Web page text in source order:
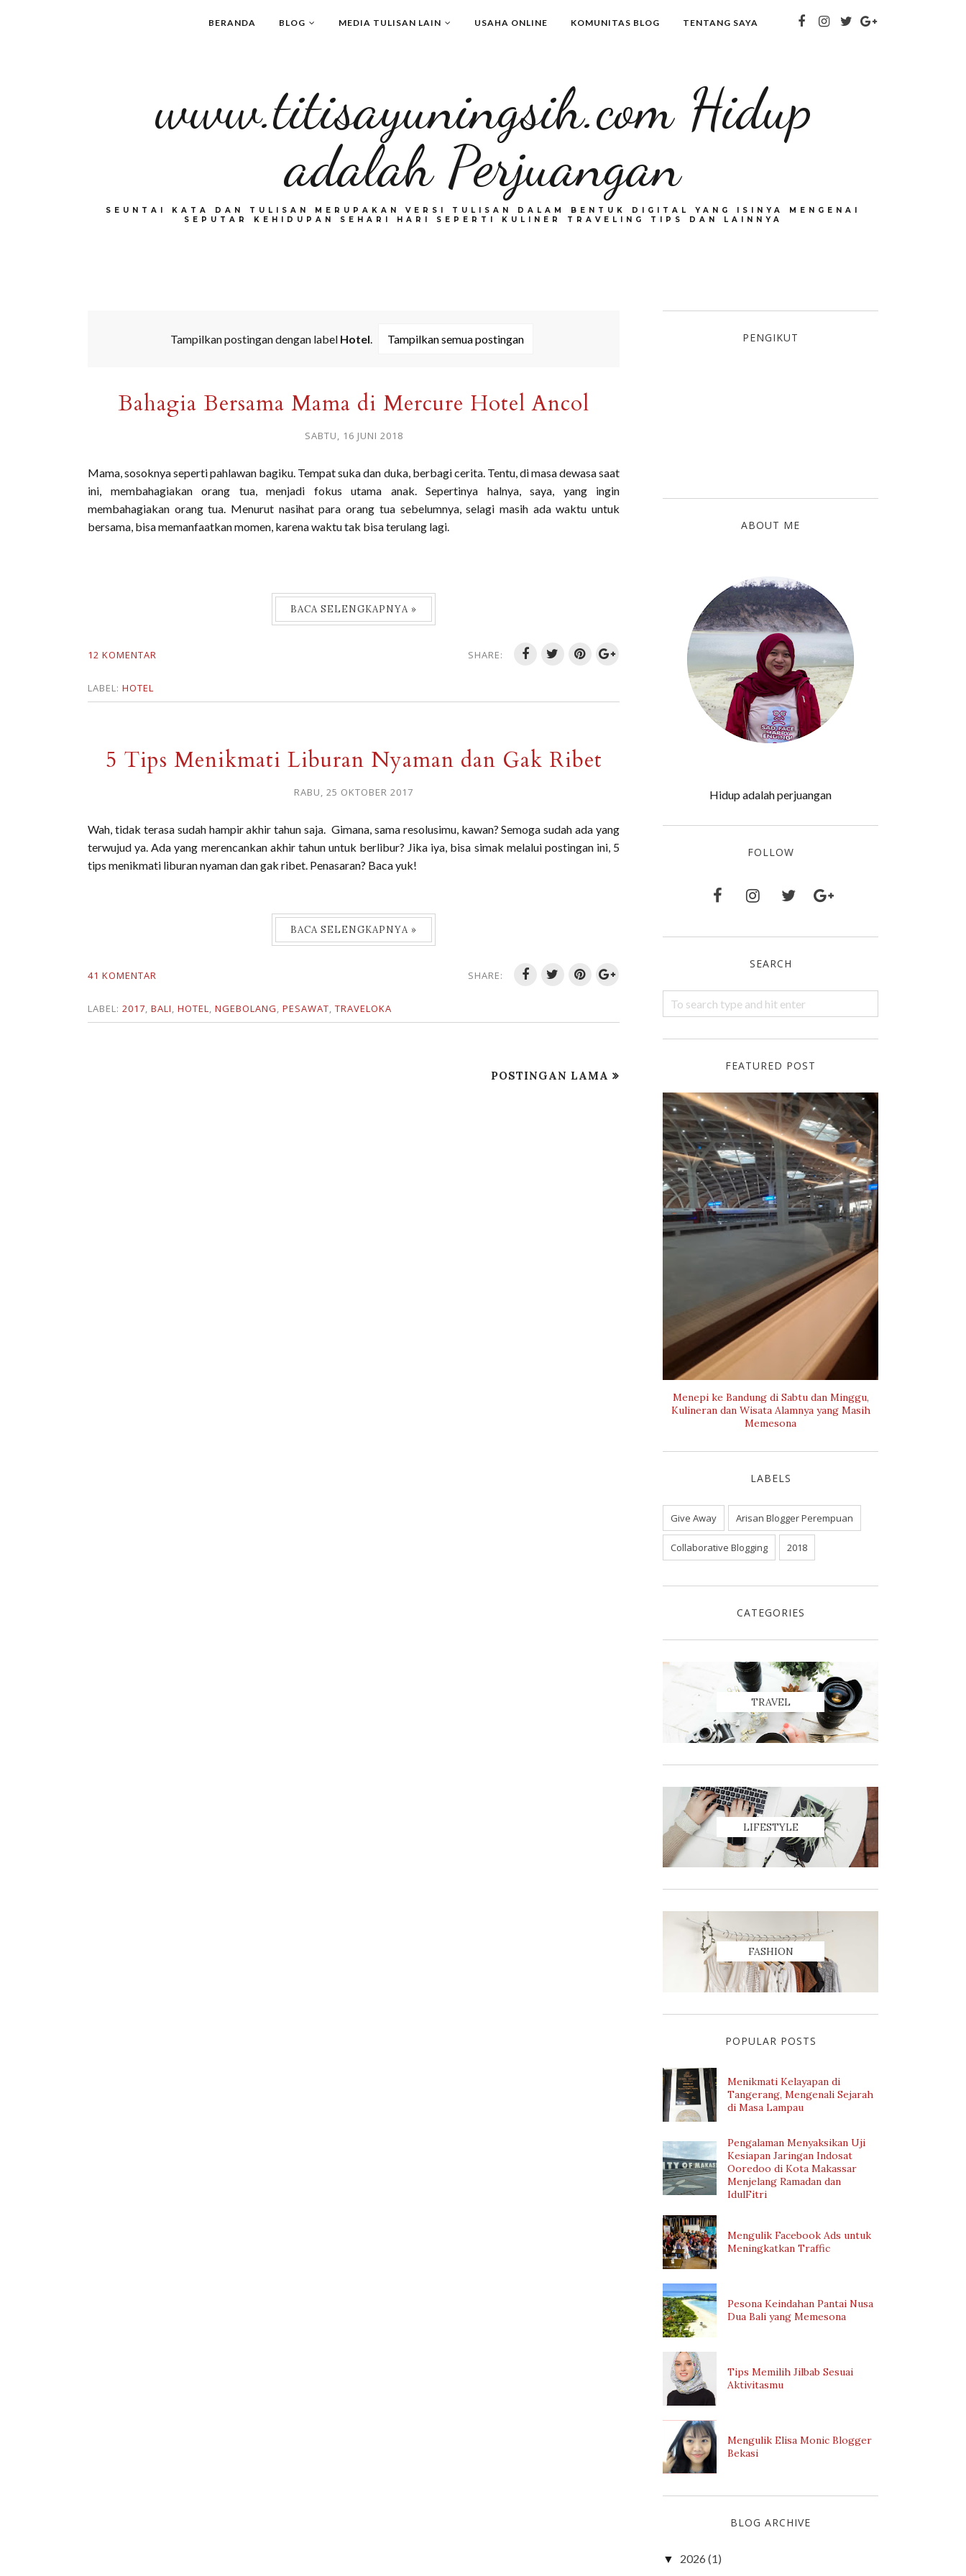
BERANDA BLOG MEDIA TULISAN LAIN USAHA ONLINE KOMUNITAS BLOG TENTANG SAYA
www.titisayuningsih.com Hidup
adalah Perjuangan
SEUNTAI KATA DAN TULISAN MERUPAKAN VERSI TULISAN DALAM BENTUK DIGITAL YANG ISINYA MENGENAI
SEPUTAR KEHIDUPAN SEHARI HARI SEPERTI KULINER TRAVELING TIPS DAN LAINNYA
Tampilkan postingan dengan label Hotel. Tampilkan semua postingan
Bahagia Bersama Mama di Mercure Hotel Ancol
SABTU, 16 JUNI 2018
Mama, sosoknya seperti pahlawan bagiku. Tempat suka dan duka, berbagi cerita. Tentu, di masa dewasa saat
ini, membahagiakan orang tua, menjadi fokus utama anak. Sepertinya halnya, saya, yang ingin
membahagiakan orang tua. Menurut nasihat para orang tua sebelumnya, selagi masih ada waktu untuk
bersama, bisa memanfaatkan momen, karena waktu tak bisa terulang lagi.
BACA SELENGKAPNYA »
12 KOMENTAR SHARE:
LABEL: HOTEL
5 Tips Menikmati Liburan Nyaman dan Gak Ribet
RABU, 25 OKTOBER 2017
Wah, tidak terasa sudah hampir akhir tahun saja. Gimana, sama resolusimu, kawan? Semoga sudah ada yang
terwujud ya. Ada yang merencankan akhir tahun untuk berlibur? Jika iya, bisa simak melalui postingan ini, 5
tips menikmati liburan nyaman dan gak ribet. Penasaran? Baca yuk!
BACA SELENGKAPNYA »
41 KOMENTAR SHARE:
LABEL: 2017, BALI, HOTEL, NGEBOLANG, PESAWAT, TRAVELOKA
POSTINGAN LAMA
PENGIKUT
ABOUT ME
Hidup adalah perjuangan
FOLLOW
SEARCH
FEATURED POST
Menepi ke Bandung di Sabtu dan Minggu,
Kulineran dan Wisata Alamnya yang Masih
Memesona
LABELS
Give Away Arisan Blogger Perempuan
Collaborative Blogging 2018
CATEGORIES
TRAVEL
LIFESTYLE
FASHION
POPULAR POSTS
Menikmati Kelayapan di
Tangerang, Mengenali Sejarah
di Masa Lampau
Pengalaman Menyaksikan Uji
Kesiapan Jaringan Indosat
Ooredoo di Kota Makassar
Menjelang Ramadan dan
IdulFitri
Mengulik Facebook Ads untuk
Meningkatkan Traffic
Pesona Keindahan Pantai Nusa
Dua Bali yang Memesona
Tips Memilih Jilbab Sesuai
Aktivitasmu
Mengulik Elisa Monic Blogger
Bekasi
BLOG ARCHIVE
▼ 2026 (1)